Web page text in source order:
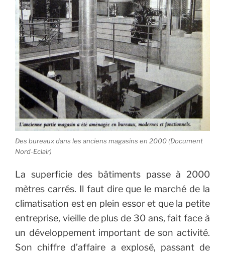
Des bureaux dans les anciens magasins en 2000 (Document
Nord-Eclair)
La superficie des bâtiments passe à 2000
mètres carrés. Il faut dire que le marché de la
climatisation est en plein essor et que la petite
entreprise, vieille de plus de 30 ans, fait face à
un développement important de son activité.
Son chiffre d’affaire a explosé, passant de